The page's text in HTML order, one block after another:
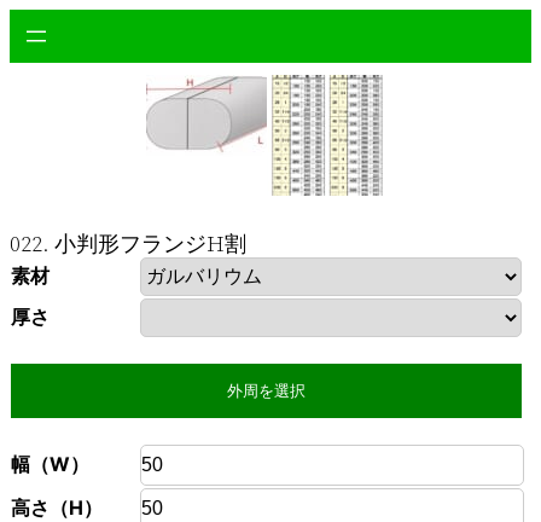
内
容
022. 小判形フランジH割
素材
厚さ
外周を選択
幅（W）
高さ（H）